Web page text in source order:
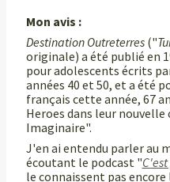
Mon avis :
Destination Outreterres("
originale) a été publié en
pour adolescents écrits
années 40 et 50, et a été
français cette année, 67
Heroes dans leur
Imaginaire".
J'en ai entendu parler au
écoutant le podcast "
le connaissent pas